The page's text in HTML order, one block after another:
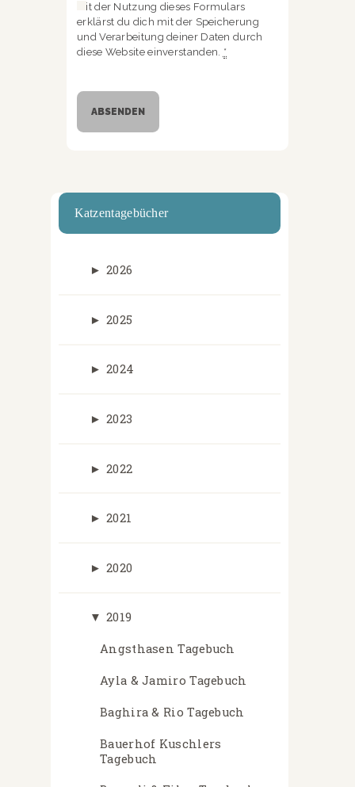
Mit der Nutzung dieses Formulars
erklärst du dich mit der Speicherung
und Verarbeitung deiner Daten durch
diese Website einverstanden. *
Katzentagebücher
► 2026
► 2025
► 2024
► 2023
► 2022
► 2021
► 2020
▼ 2019
Angsthasen Tagebuch
Ayla & Jamiro Tagebuch
Baghira & Rio Tagebuch
Bauerhof Kuschlers
Tagebuch